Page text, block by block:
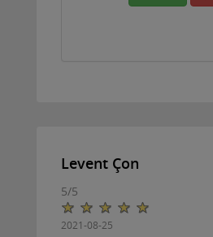
Levent Çon
5/5
2021-08-25